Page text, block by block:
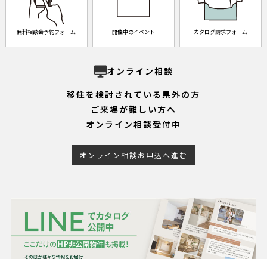
無料相談会予約フォーム 開催中のイベント カタログ請求フォーム
オンライン相談
移住を検討されている県外の方
ご来場が難しい方へ
オンライン相談受付中
オンライン相談お申込へ進む